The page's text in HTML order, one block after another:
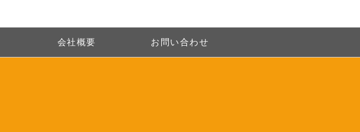
会社概要 お問い合わせ